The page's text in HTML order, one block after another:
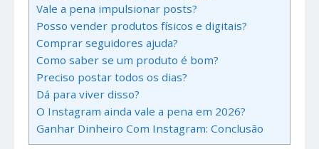
Vale a pena impulsionar posts?
Posso vender produtos físicos e digitais?
Comprar seguidores ajuda?
Como saber se um produto é bom?
Preciso postar todos os dias?
Dá para viver disso?
O Instagram ainda vale a pena em 2026?
Ganhar Dinheiro Com Instagram: Conclusão